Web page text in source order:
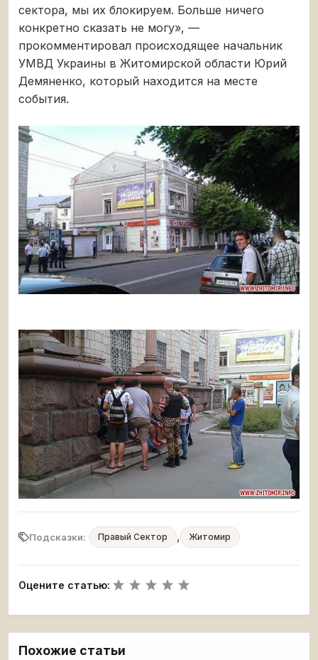
сектора, мы их блокируем. Больше ничего
конкретно сказать не могу», —
прокомментировал происходящее начальник
УМВД Украины в Житомирской области Юрий
Демяненко, который находится на месте
события.
Подсказки: Правый Сектор , Житомир
Оцените статью:
Похожие статьи